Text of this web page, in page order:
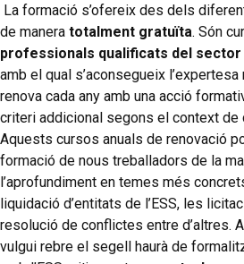
La formació s’ofereix des dels
de manera totalment gratuïta. Són
professionals qualificats del sector
amb el qual s’aconsegueix
renova cada any amb una acció
criteri addicional segons el context de
Aquests cursos anuals de renovació
formació de nous treballadors de la
l’aprofundiment en temes més
liquidació d’entitats de l’ESS, les
resolució de conflictes entre d’altres.
vulgui rebre el segell haurà de